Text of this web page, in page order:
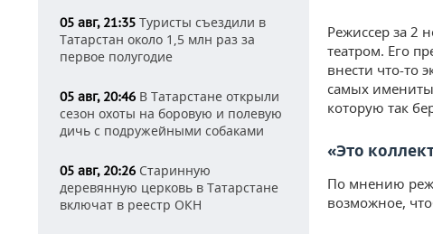
05 авг, 21:35 Туристы съездили в
Татарстан около 1,5 млн раз за
первое полугодие
05 авг, 20:46 В Татарстане открыли
сезон охоты на боровую и полевую
дичь с подружейными собаками
05 авг, 20:26 Старинную
деревянную церковь в Татарстане
включат в реестр ОКН
Режиссер за 2
театром. Его
внести что-то
самых
которую так
«Это
По мнению
возможное,